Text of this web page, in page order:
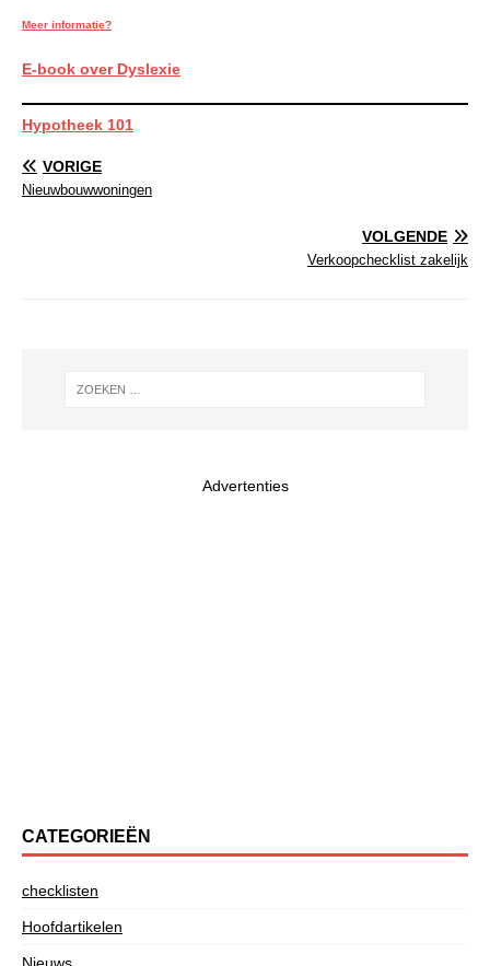
Meer informatie?
E-book over Dyslexie
Hypotheek 101
VORIGE
Nieuwbouwwoningen
VOLGENDE
Verkoopchecklist zakelijk
Advertenties
CATEGORIEËN
checklisten
Hoofdartikelen